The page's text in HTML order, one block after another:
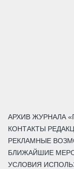
АРХИВ ЖУРНАЛА
КОНТАКТЫ
РЕКЛАМНЫЕ
БЛИЖАЙШИЕ
УСЛОВИЯ